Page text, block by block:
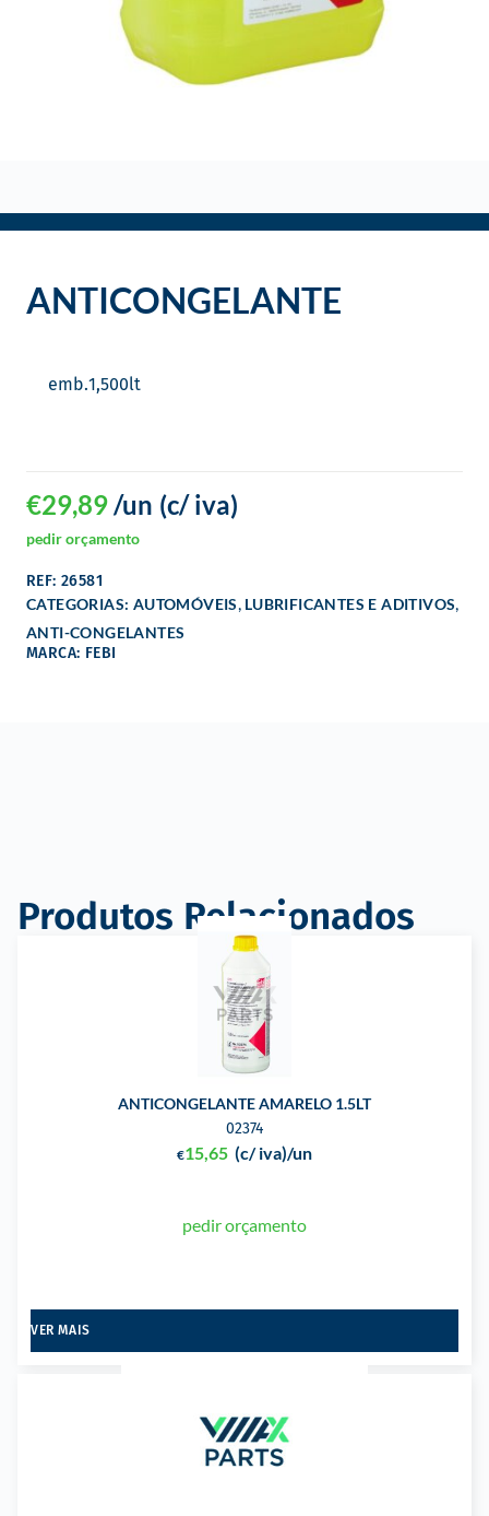
ANTICONGELANTE
emb.1,500lt
€29,89 (c/ iva)
/un
pedir orçamento
REF: 26581
CATEGORIAS: AUTOMÓVEIS, LUBRIFICANTES E ADITIVOS,
ANTI-CONGELANTES
MARCA: FEBI
Produtos Relacionados
ANTICONGELANTE AMARELO 1.5LT
02374
€15,65 (c/ iva)/un
pedir orçamento
VER MAIS